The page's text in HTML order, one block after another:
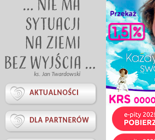
ks. Jan Twardowski
 AKTUALNOŚCI
 DLA PARTNERÓW